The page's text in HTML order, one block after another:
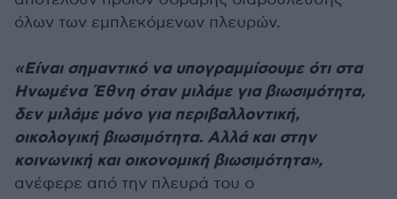
όλων των εμπλεκόμενων πλευρών.
«Είναι σημαντικό να υπογραμμίσουμε ότι στα
Ηνωμένα Έθνη όταν μιλάμε για βιωσιμότητα,
δεν μιλάμε μόνο για περιβαλλοντική,
οικολογική βιωσιμότητα. Αλλά και στην
κοινωνική και οικονομική βιωσιμότητα»,
ανέφερε από την πλευρά του ο